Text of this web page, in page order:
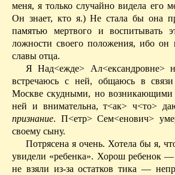
меня, я только случайно видела его
Он знает, кто я.)Не стала бы она
памятью мертвого и воспитывать
ложности своего положения, ибо
славы отца.
ЯНад<ежде> Ал<ександровне>
встречаюсь с ней, общаюсь в
Москве скудными, но
ней и внимательна, т<ак> ч<то>
признание. П<етр> Сем<енович>
cвоему сыну.
Потрясена я очень. Хотела бы я,
увидели «ребенка». Хорош ребенок
не взяли из-за остатков тика —